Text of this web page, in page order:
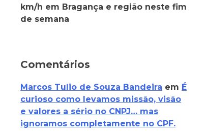
km/h em Bragança e região neste fim
de semana
Comentários
Marcos Tulio de Souza Bandeira em É
curioso como levamos missão, visão
e valores a sério no CNPJ… mas
ignoramos completamente no CPF.